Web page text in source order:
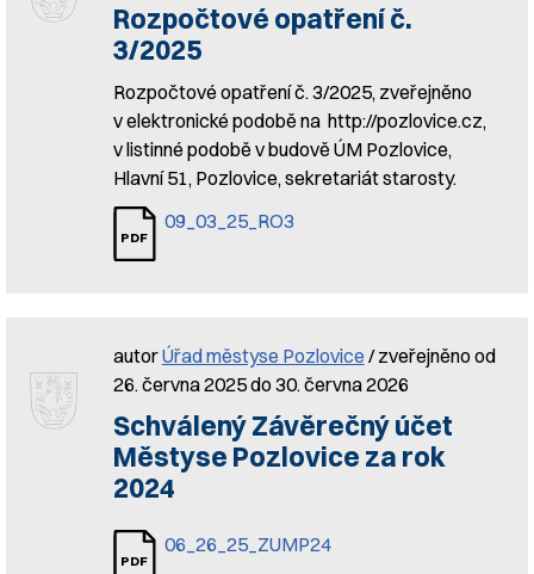
Rozpočtové opatření č.
3/2025
Rozpočtové opatření č. 3/2025, zveřejněno
v elektronické podobě na http://pozlovice.cz,
v listinné podobě v budově ÚM Pozlovice,
Hlavní 51, Pozlovice, sekretariát starosty.
09_03_25_RO3
autorÚřad městyse Pozlovice / zveřejněno od
26. června 2025 do 30. června 2026
Schválený Závěrečný účet
Městyse Pozlovice za rok
2024
06_26_25_ZUMP24